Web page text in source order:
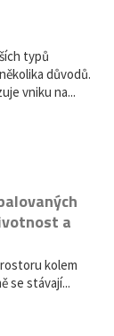
typů
důvodů.
vniku na...
a
kolem
se stávají...